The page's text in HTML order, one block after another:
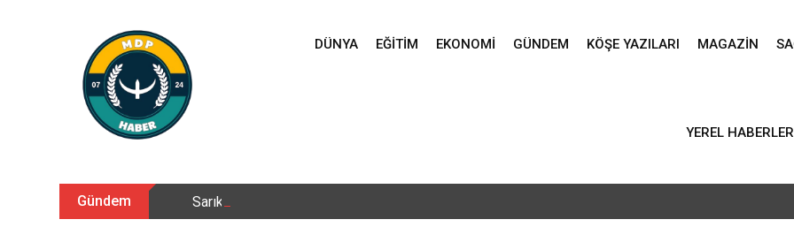
DÜNYA EĞITIM EKONOMI GÜNDEM KÖŞE YAZILARI MAGAZIN
YEREL HABERLER
Gündem Sarıkamış’ta hanımlara yönelik Mevlid-i Nebi programı düzenlendi – Birlik Haber Ajansı